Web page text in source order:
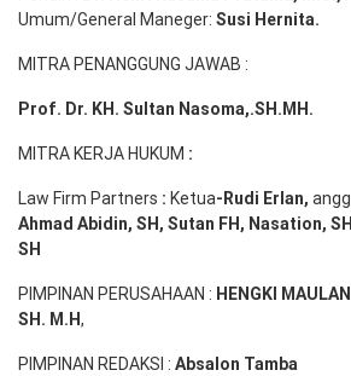
Umum/General Maneger: Susi Hernita.
MITRA PENANGGUNG JAWAB :
Prof. Dr. KH. Sultan Nasoma,.SH.MH.
MITRA KERJA HUKUM :
Law Firm Partners : Ketua-Rudi Erlan,
Ahmad Abidin, SH, Sutan FH, Nasation,
SH
PIMPINAN PERUSAHAAN : HENGKI
SH . M.H,
PIMPINAN REDAKSI : Absalon Tamba